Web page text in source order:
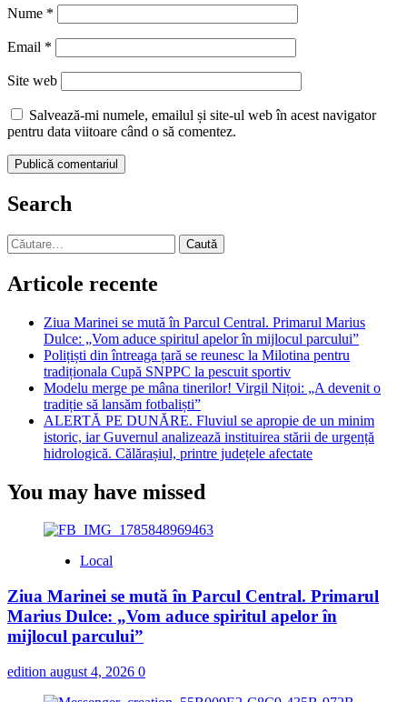
Nume *
Email *
Site web
Salvează-mi numele, emailul și site-ul web în acest navigator
pentru data viitoare când o să comentez.
Search
Caută
după:
Articole recente
Ziua Marinei se mută în Parcul Central. Primarul Marius
Dulce: „Vom aduce spiritul apelor în mijlocul parcului”
Polițiști din întreaga țară se reunesc la Milotina pentru
tradiționala Cupă SNPPC la pescuit sportiv
Modelu merge pe mâna tinerilor! Virgil Nițoi: „A devenit o
tradiție să lansăm fotbaliști”
ALERTĂ PE DUNĂRE. Fluviul se apropie de un minim
istoric, iar Guvernul analizează instituirea stării de urgență
hidrologică. Călărașiul, printre județele afectate
You may have missed
Local
Ziua Marinei se mută în Parcul Central. Primarul
Marius Dulce: „Vom aduce spiritul apelor în
mijlocul parcului”
edition august 4, 2026 0